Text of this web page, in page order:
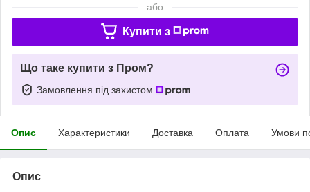
або
Купити з
Що таке купити з Пром?
Замовлення під захистом
Опис Характеристики Доставка Оплата Умови
Опис